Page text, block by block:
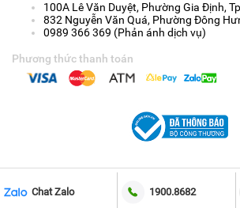
100A Lê Văn Duyệt, Phường Gia Định,
832 Nguyễn Văn Quá, Phường Đông
0989 366 369 (Phản ánh dịch vụ)
Phương thức thanh toán
Chat Zalo 1900.8682